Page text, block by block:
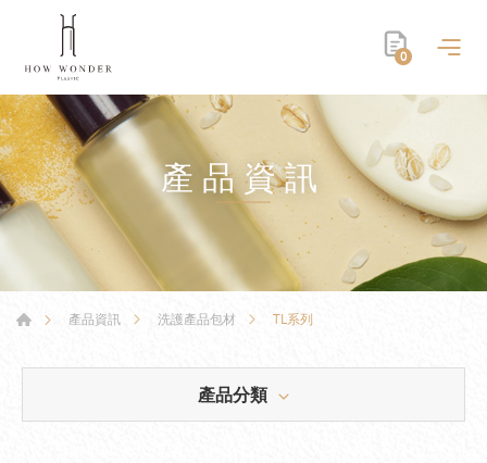
0
產品資訊
產品資訊 洗護產品包材 TL系列
產品分類